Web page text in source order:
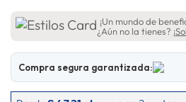
¡Un mundo de
¿Aún no la tienes?
Compra segura garantizada: